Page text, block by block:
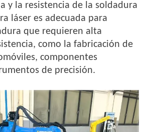
y la resistencia de la soldadura
láser es adecuada para
que requieren alta
como la fabricación de
componentes
de precisión.